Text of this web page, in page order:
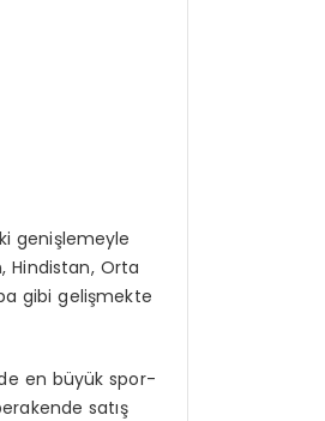
genişlemeyle
Hindistan, Orta
gibi gelişmekte
en büyük spor-
satış